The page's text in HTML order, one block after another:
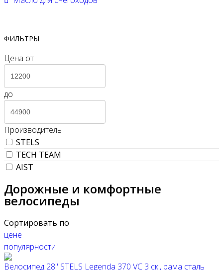
ФИЛЬТРЫ
Цена от
до
Производитель
STELS
TECH TEAM
AIST
Дорожные и комфортные
велосипеды
Сортировать по
цене
популярности
Велосипед 28" STELS Legenda 370 VC 3 ск., рама сталь